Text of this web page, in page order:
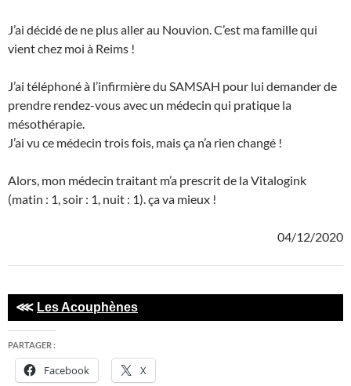
J’ai décidé de ne plus aller au Nouvion. C’est ma famille qui
vient chez moi à Reims !
J’ai téléphoné à l’infirmière du SAMSAH pour lui demander de
prendre rendez-vous avec un médecin qui pratique la
mésothérapie.
J’ai vu ce médecin trois fois, mais ça n’a rien changé !
Alors, mon médecin traitant m’a prescrit de la Vitalogink
(matin : 1, soir : 1, nuit : 1). ça va mieux !
04/12/2020
⋘ Les Acouphènes
PARTAGER :
Facebook X